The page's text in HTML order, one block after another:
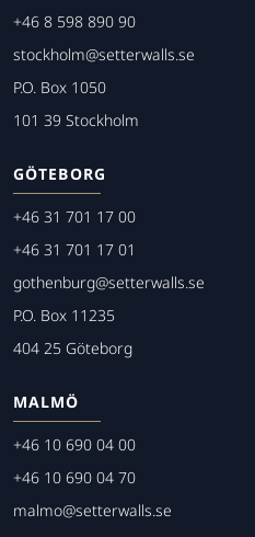
+46 8 598 890 90
stockholm@setterwalls.se
P.O. Box 1050
101 39 Stockholm
GÖTEBORG
+46 31 701 17 00
+46 31 701 17 01
gothenburg@setterwalls.se
P.O. Box 11235
404 25 Göteborg
MALMÖ
+46 10 690 04 00
+46 10 690 04 70
malmo@setterwalls.se